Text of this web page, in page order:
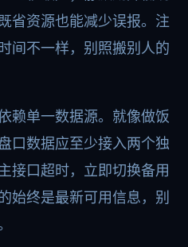
省资源也能减少误报。注
间不一样，别照搬别人的
赖单一数据源。就像做饭
口数据应至少接入两个独
接口超时，立即切换备用
始终是最新可用信息，别